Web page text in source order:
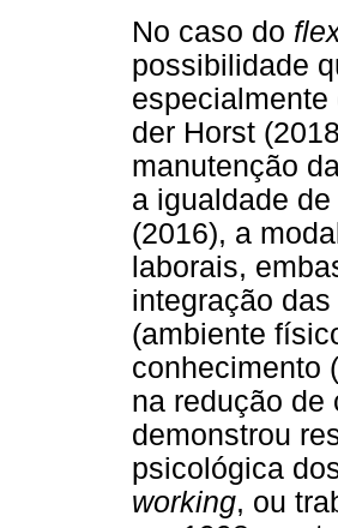
No caso do
possibilidade
der Horst
manutenção
a igualdade
(2016), a
laborais,
integração
(ambiente
conhecimento
na redução de
demonstrou
psicológica
working, ou